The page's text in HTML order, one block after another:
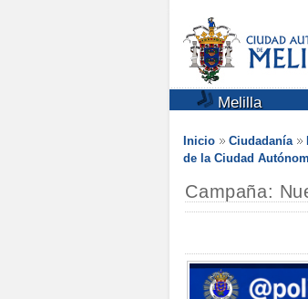
Melilla
Inicio Ciudadanía
de la Ciudad
Campaña: